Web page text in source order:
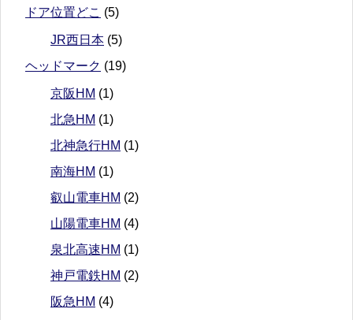
ドア位置どこ (5)
JR西日本 (5)
ヘッドマーク (19)
京阪HM (1)
北急HM (1)
北神急行HM (1)
南海HM (1)
叡山電車HM (2)
山陽電車HM (4)
泉北高速HM (1)
神戸電鉄HM (2)
阪急HM (4)